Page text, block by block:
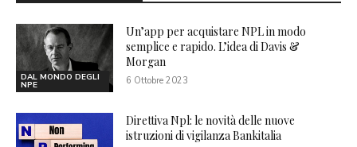
DAL MONDO DEGLI
NPE
Un’app per acquistare NPL in modo
semplice e rapido. L’idea di Davis &
Morgan
6 Ottobre 2023
Direttiva Npl: le novità delle nuove
istruzioni di vigilanza Bankitalia